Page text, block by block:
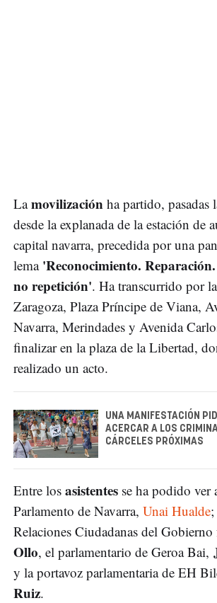
Lamovilización ha partido, pasadas
desde la explanada de la estación de
capital navarra, precedida por una
lema 'Reconocimiento.
no repetición'. Ha transcurrido por
Zaragoza, Plaza Príncipe de Viana,
Navarra, Merindades y Avenida
finalizar en la plaza de la Libertad,
realizado un acto.
UNA MANIFESTACIÓN
ACERCAR A LOS
CÁRCELES PRÓXIMAS
Entre los asistentes se ha podido ver
Parlamento de Navarra, Unai Hualde
Relaciones Ciudadanas del Gobierno
Ollo, el parlamentario de Geroa Bai,
y la portavoz parlamentaria de EH
Ruiz.